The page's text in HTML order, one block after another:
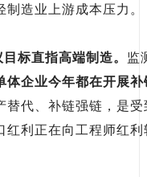
造业上游成本压力。
标直指高端制造。 监
体企业今年都在开展
替代、补链强链，是
红利正在向工程师红